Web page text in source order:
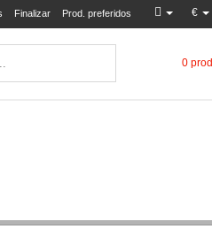
Finalizar Prod. preferidos €
0